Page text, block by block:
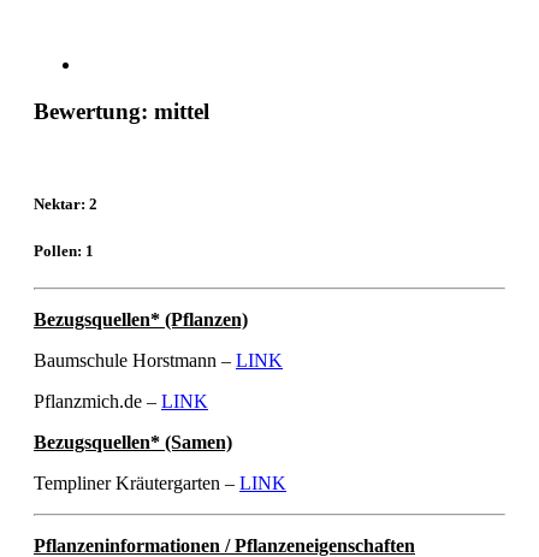
Bewertung: mittel
Nektar: 2
Pollen: 1
Bezugsquellen* (Pflanzen)
Baumschule Horstmann – LINK
Pflanzmich.de – LINK
Bezugsquellen* (Samen)
Templiner Kräutergarten – LINK
Pflanzeninformationen / Pflanzeneigenschaften